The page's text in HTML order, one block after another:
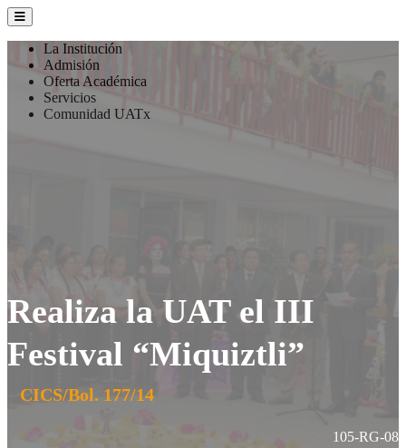
La Institución
Admisión
Oferta Académica
Servicios
Comunidad UATx
Realiza la UAT el III
Festival “Miquiztli”
CICS/Bol. 177/14
105-RG-08